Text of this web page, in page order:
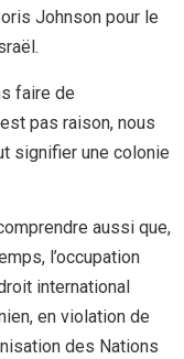
Johnson pour le
faire de
pas raison, nous
signifier une colonie
aussi que,
l’occupation
international
en violation de
des Nations